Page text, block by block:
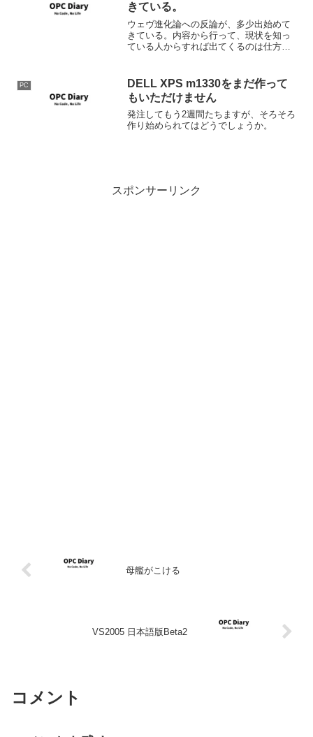
きている。
ウェヴ進化論への反論が、多少出始めて
きている。内容から行って、現状を知っ
ている人からすれば出てくるのは仕方の
ステリックにWEB全否定なものもあるの
で、それは困ったことだ...
PC
DELL XPS m1330をまだ作って
もいただけません
発注してもう2週間たちますが、そろそろ
作り始められてはどうでしょうか。
スポンサーリンク
母艦がこける
VS2005 日本語版Beta2
コメント